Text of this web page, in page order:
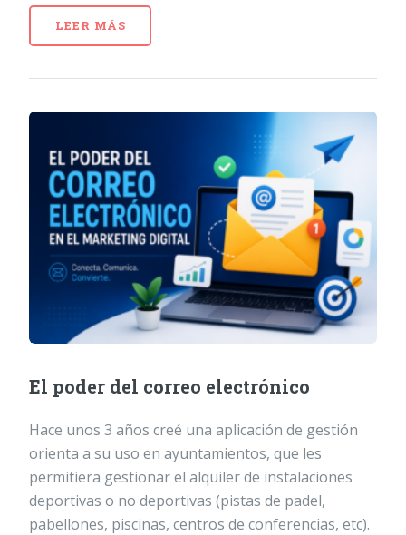
LEER MÁS
El poder del correo electrónico
Hace unos 3 años creé una aplicación de gestión
orienta a su uso en ayuntamientos, que les
permitiera gestionar el alquiler de instalaciones
deportivas o no deportivas (pistas de padel,
pabellones, piscinas, centros de conferencias, etc).